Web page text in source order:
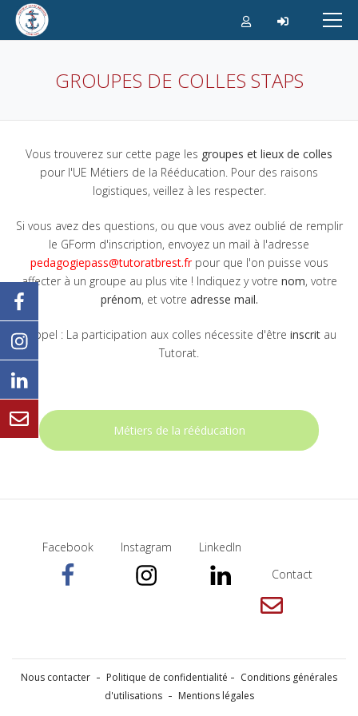
Aller
GROUPES DE COLLES STAPS
Vous trouverez sur cette page les groupes et lieux de colles
pour l'UE Métiers de la Rééducation. Pour des raisons
logistiques, veillez à les respecter.
Si vous avez des questions, ou que vous avez oublié de remplir
le GForm d'inscription, envoyez un mail à l'adresse
pedagogiepass@tutoratbrest.fr pour que l'on puisse vous
affecter à un groupe au plus vite ! Indiquez y votre nom, votre
prénom, et votre adresse mail.
Rappel : La participation aux colles nécessite d'être inscrit au
Tutorat.
Métiers de la rééducation
Facebook Instagram
LinkedIn
Contact
Nous contacter Politique de confidentialité
Conditions générales
d'utilisations
Mentions légales